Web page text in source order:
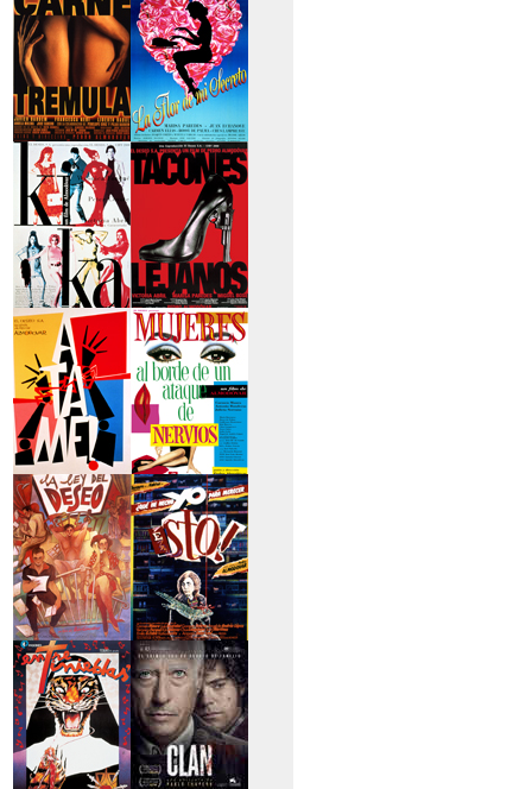
madre
>Carne trémula
>La flor de mi
secreto
>Kika >Tacones lejanos
>Átame
>Mujeres al borde
de un...
>La ley del deseo
>Qué he hecho yo
para...